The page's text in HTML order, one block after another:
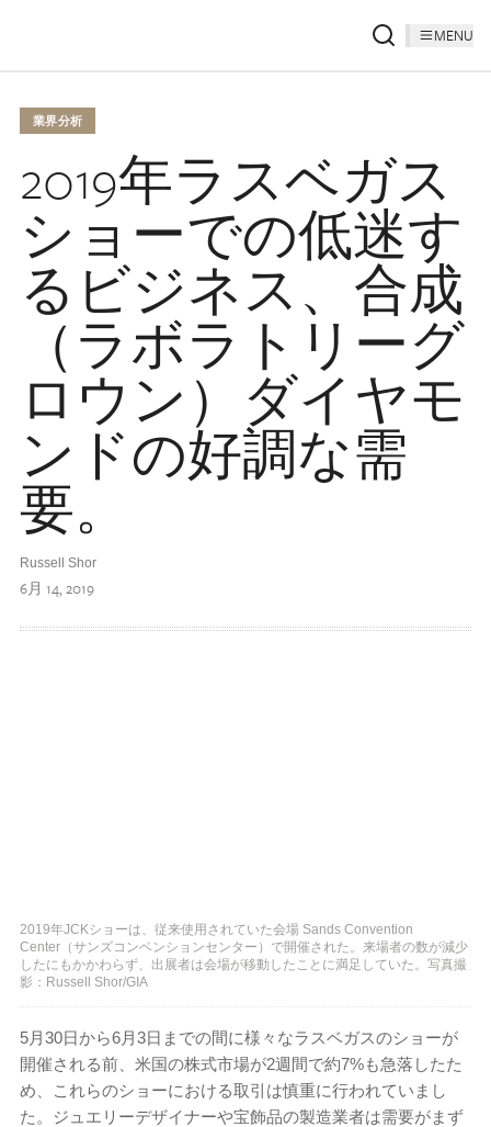
MENU
業界分析
2019年ラスベガス
ショーでの低迷す
るビジネス、合成
（ラボラトリーグ
ロウン）ダイヤモ
ンドの好調な需
要。
Russell Shor
6月 14, 2019
2019年JCKショーは、従来使用されていた会場 Sands Convention
Center（サンズコンベンションセンター）で開催された。来場者の数が減少
したにもかかわらず、出展者は会場が移動したことに満足していた。写真撮
影：Russell Shor/GIA
5月30日から6月3日までの間に様々なラスベガスのショーが
開催される前、米国の株式市場が2週間で約7%も急落したた
め、これらのショーにおける取引は慎重に行われていまし
た。ジュエリーデザイナーや宝飾品の製造業者は需要がまず